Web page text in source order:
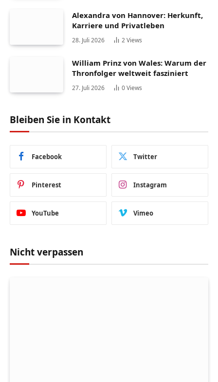
Alexandra von Hannover: Herkunft,
Karriere und Privatleben
28. Juli 2026 2Views
William Prinz von Wales: Warum der
Thronfolger weltweit fasziniert
27. Juli 2026 0Views
Bleiben Sie in Kontakt
Facebook Twitter
Pinterest Instagram
YouTube Vimeo
Nicht verpassen